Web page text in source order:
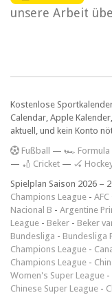
unsere Arbeit
Kostenlose
Calendar, Apple
aktuell, und kein Konto
Fußball — 🏎️ Formula
— 🏏 Cricket — 🏑
Spielplan Saison 2026 –
Champions League - AFC
Nacional B - Argentine
League - Beker - Beker
Bundesliga - Bundesliga
Champions League -
Champions League -
Women's Super League -
Chinese Super League -